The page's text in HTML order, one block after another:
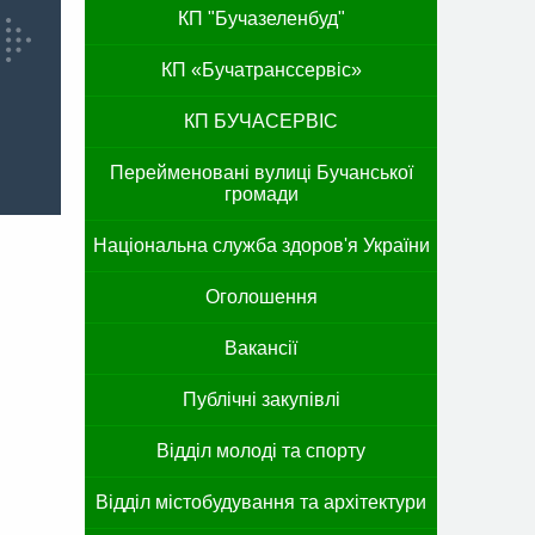
КП "Бучазеленбуд"
КП «Бучатранссервіс»
КП БУЧАСЕРВІС
Перейменовані вулиці Бучанської
громади
Національна служба здоров'я України
Оголошення
Вакансії
Публічні закупівлі
Відділ молоді та спорту
Відділ містобудування та архітектури